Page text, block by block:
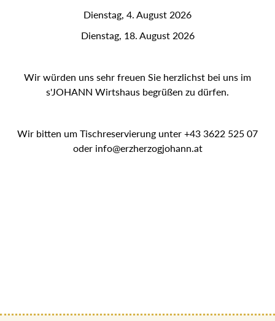
Dienstag, 4. August 2026
Dienstag, 18. August 2026
Wir würden uns sehr freuen Sie herzlichst bei uns im
s'JOHANN Wirtshaus begrüßen zu dürfen.
Wir bitten um Tischreservierung unter +43 3622 525 07
oder info@erzherzogjohann.at